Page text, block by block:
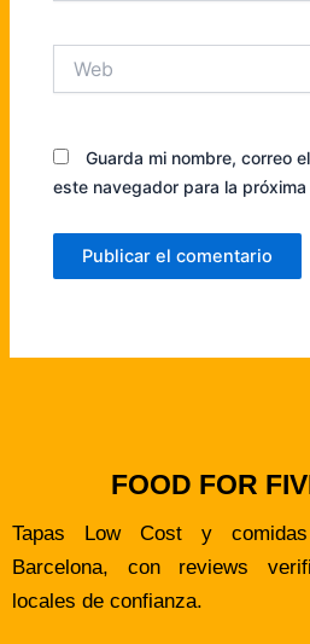
Guarda mi nombre, correo
este navegador para la
FOOD FOR
Tapas Low Cost y
Barcelona, con reviews
locales de confianza.